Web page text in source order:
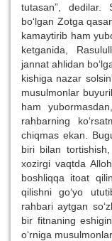
tutasan”, dedilar.
bo‘lgan Zotga
kamaytirib ham
ketganida,
jannat ahlidan
kishiga nazar
musulmonlar
ham
rahbarning
chiqmas ekan.
biri bilan
xozirgi vaqtda
boshliqqa itoat
qilishni go‘yo
rahbari aytgan
bir fitnaning
o‘rniga